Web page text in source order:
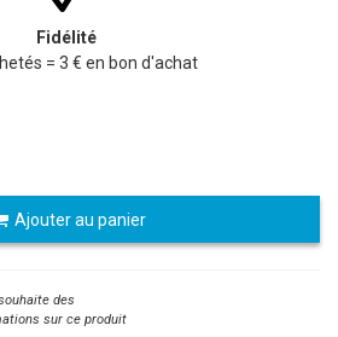
Fidélité
= 3 € en bon d'achat
Ajouter au panier
des
sur ce produit